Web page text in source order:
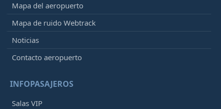
Mapa del aeropuerto
Mapa de ruido Webtrack
Noticias
Contacto aeropuerto
INFOPASAJEROS
Salas VIP